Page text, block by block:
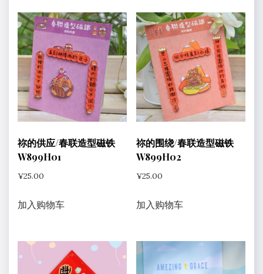
祢的供应/春联造型磁铁
W899H01
¥25.00
加入购物车
祢的围绕/春联造型磁铁
W899H02
¥25.00
加入购物车